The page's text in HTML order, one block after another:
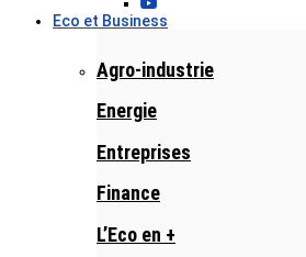
Eco et Business
Agro-industrie
Energie
Entreprises
Finance
L’Eco en +